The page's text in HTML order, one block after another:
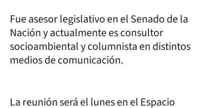
Fue asesor legislativo en el Senado de la
Nación y actualmente es consultor
socioambiental y columnista en distintos
medios de comunicación.
La reunión será el lunes en el Espacio